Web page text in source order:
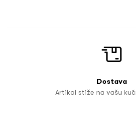
Dostava
Artikal stiže na vašu